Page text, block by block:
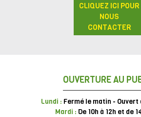
CLIQUEZ ICI POUR
NOUS
CONTACTER
OUVERTURE AU
Lundi : Fermé le matin - Ouvert
Mardi : De 10h à 12h et de